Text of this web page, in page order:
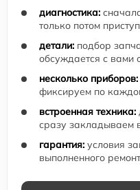
диагностика:
только потом
детали: подбор
обсуждается с вами
несколько приборов:
фиксируем по
встроенная техника:
сразу закладываем
гарантия: условия
выполненного